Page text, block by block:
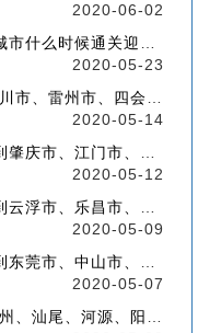
2020-06-02
时候通关迎来好消息
2020-05-23
、台山市收费标准+流程价格
2020-05-14
、惠州市收费标准+流程价格
2020-05-12
、廉江市收费标准+流程价格
2020-05-09
、揭阳市收费标准+流程价格
2020-05-07
清远的流程、价格和收费标准